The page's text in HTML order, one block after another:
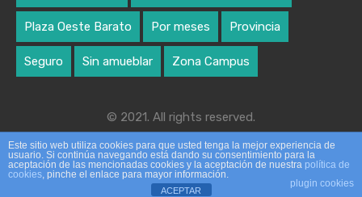
Plaza Oeste Barato Por meses Provincia
Seguro Sin amueblar Zona Campus
© 2021. All rights reserved.
Designed by algoritmo creativo
Este sitio web utiliza cookies para que usted tenga la mejor experiencia de
usuario. Si continúa navegando está dando su consentimiento para la
aceptación de las mencionadas cookies y la aceptación de nuestra política de
cookies, pinche el enlace para mayor información.
plugin cookies
ACEPTAR